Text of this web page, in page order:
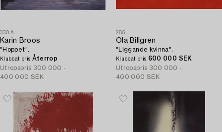
330A
Karin Broos
"Hoppet".
Klubbat pris Återrop
Utropspris 300 000 -
400 000 SEK
285
Ola Billgren
"Liggande kvinna".
Klubbat pris 600 000 SEK
Utropspris 300 000 -
400 000 SEK